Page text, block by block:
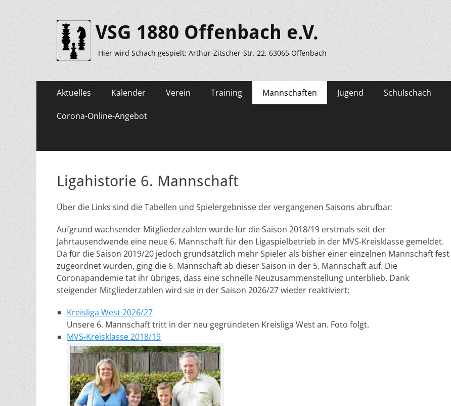
VSG 1880 Offenbach e.V.
Hier wird Schach gespielt: Arthur-Zitscher-Str. 22, 63065 Offenbach
Primäres
Zum
Inhalt
springen
Aktuelles Kalender Verein Training Mannschaften Jugend Schulschach
Corona-Online-Angebot
Ligahistorie 6. Mannschaft
Über die Links sind die Tabellen und Spielergebnisse der vergangenen Saisons abrufbar:
Aufgrund wachsender Mitgliederzahlen wurde für die Saison 2018/19 erstmals seit der
Jahrtausendwende eine neue 6. Mannschaft für den Ligaspielbetrieb in der MVS-Kreisklasse gemeldet.
Da für die Saison 2019/20 jedoch grundsätzlich mehr Spieler als bisher einer einzelnen Mannschaft fest
zugeordnet wurden, ging die 6. Mannschaft ab dieser Saison in der 5. Mannschaft auf. Die
Coronapandemie tat ihr übriges, dass eine schnelle Neuzusammenstellung unterblieb. Dank
steigender Mitgliederzahlen wird sie in der Saison 2026/27 wieder reaktiviert:
Kreisliga West 2026/27
Unsere 6. Mannschaft tritt in der neu gegründeten Kreisliga West an. Foto folgt.
MVS-Kreisklasse 2018/19